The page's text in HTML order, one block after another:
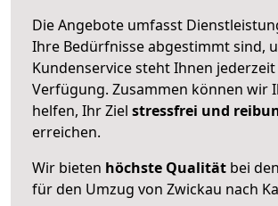
Die Angebote umfasst
Ihre Bedürfnisse abgestimmt sind,
Kundenservice steht Ihnen
Verfügung. Zusammen können wir
helfen, Ihr Ziel stressfrei und
erreichen.
Wir bieten höchste Qualität bei
für den Umzug von Zwickau nach